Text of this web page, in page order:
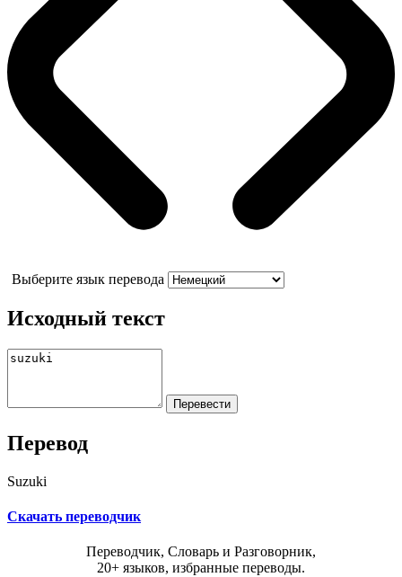
Выберите язык перевода
Исходный текст
Перевод
Suzuki
Скачать переводчик
Переводчик, Словарь и Разговорник,
20+ языков, избранные переводы.